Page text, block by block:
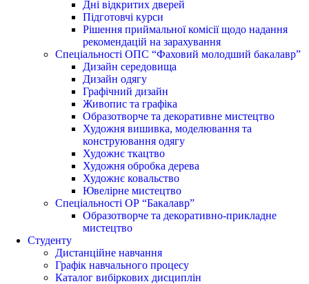
Дні відкритих дверей
Підготовчі курси
Рішення приймальної комісії щодо надання
рекомендацій на зарахування
Спеціальності ОПС “Фаховий молодший бакалавр”
Дизайн середовища
Дизайн одягу
Графічний дизайн
Живопис та графіка
Образотворче та декоративне мистецтво
Художня вишивка, моделювання та
конструювання одягу
Художнє ткацтво
Художня обробка дерева
Художнє ковальство
Ювелірне мистецтво
Спеціальності ОР “Бакалавр”
Образотворче та декоративно-прикладне
мистецтво
Студенту
Дистанційне навчання
Графік навчального процесу
Каталог вибіркових дисциплін